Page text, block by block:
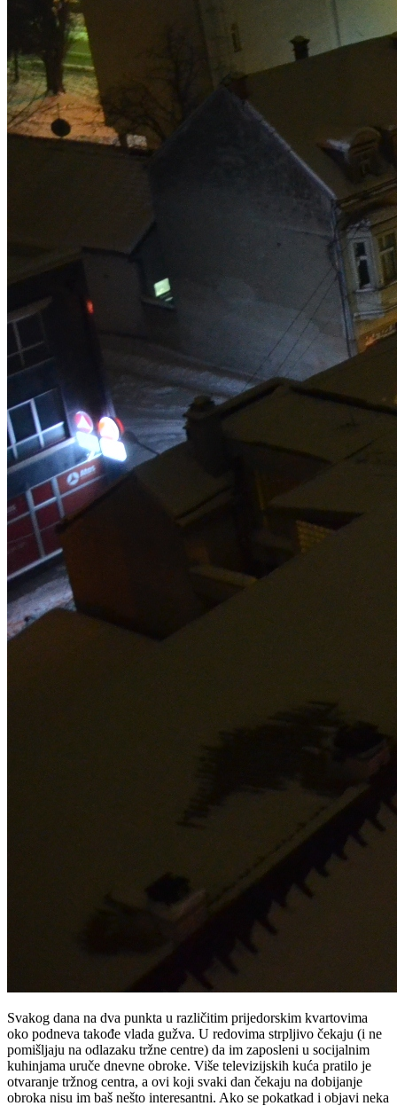
Svakog dana na dva punkta u različitim prijedorskim kvartovima
oko podneva takođe vlada gužva. U redovima strpljivo čekaju (i ne
pomišljaju na odlazaku tržne centre) da im zaposleni u socijalnim
kuhinjama uruče dnevne obroke. Više televizijskih kuća pratilo je
otvaranje tržnog centra, a ovi koji svaki dan čekaju na dobijanje
obroka nisu im baš nešto interesantni. Ako se pokatkad i objavi neka